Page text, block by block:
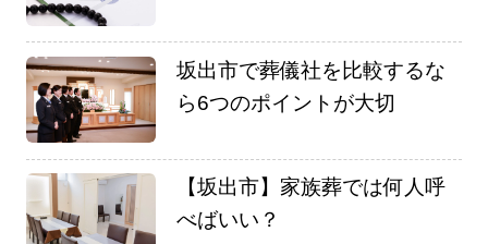
坂出市で葬儀社を比較するな
ら6つのポイントが大切
【坂出市】家族葬では何人呼
べばいい？